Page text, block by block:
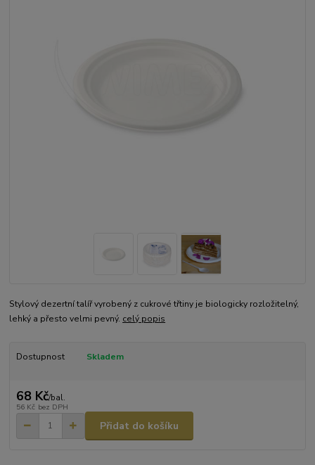
Stylový dezertní talíř vyrobený z cukrové třtiny je biologicky rozložitelný,
lehký a přesto velmi pevný. celý popis
Dostupnost Skladem
68 Kč/bal.
56 Kč bez DPH
Přidat do košíku